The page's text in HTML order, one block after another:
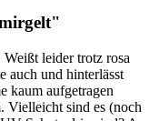
leider trotz rosa
auch und hinterlässt
kaum aufgetragen
Vielleicht sind es (noch